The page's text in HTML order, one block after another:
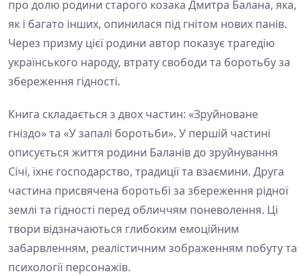
про долю родини старого козака Дмитра Балана, яка,
як і багато інших, опинилася під гнітом нових панів.
Через призму цієї родини автор показує трагедію
українського народу, втрату свободи та боротьбу за
збереження гідності.
Книга складається з двох частин: «Зруйноване
гніздо» та «У запалі боротьби». У першій частині
описується життя родини Баланів до зруйнування
Січі, їхнє господарство, традиції та взаємини. Друга
частина присвячена боротьбі за збереження рідної
землі та гідності перед обличчям поневолення. Ці
твори відзначаються глибоким емоційним
забарвленням, реалістичним зображенням побуту та
психології персонажів.